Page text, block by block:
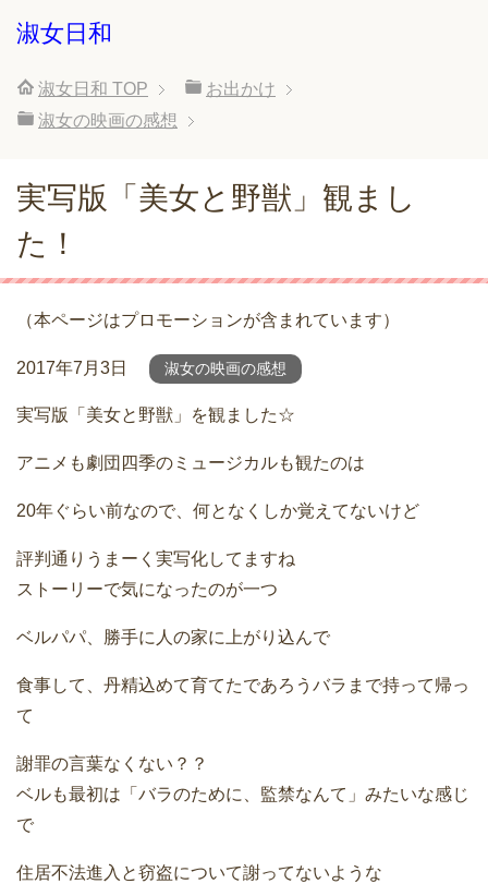
淑女日和
淑女日和 TOP
お出かけ
淑女の映画の感想
実写版「美女と野獣」観まし
た！
（本ページはプロモーションが含まれています）
2017年7月3日 淑女の映画の感想
実写版「美女と野獣」を観ました☆
アニメも劇団四季のミュージカルも観たのは
20年ぐらい前なので、何となくしか覚えてないけど
評判通りうまーく実写化してますね
ストーリーで気になったのが一つ
ベルパパ、勝手に人の家に上がり込んで
食事して、丹精込めて育てたであろうバラまで持って帰っ
て
謝罪の言葉なくない？？
ベルも最初は「バラのために、監禁なんて」みたいな感じ
で
住居不法進入と窃盗について謝ってないような